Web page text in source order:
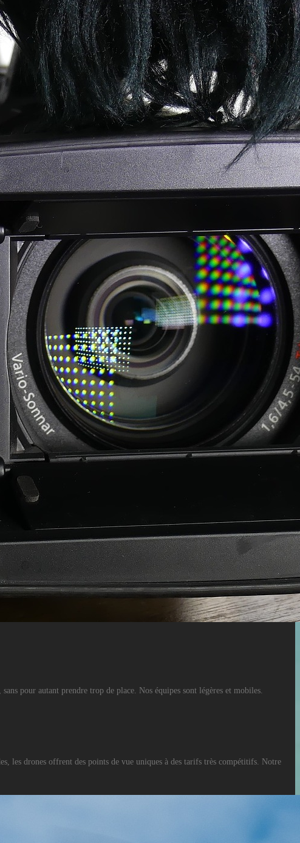
pour autant prendre trop de place. Nos équipes sont légères et mobiles.
les drones offrent des points de vue uniques à des tarifs très compétitifs. Notre